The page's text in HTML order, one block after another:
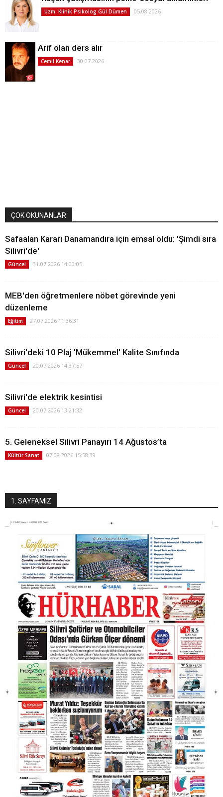
Uzm. Klinik Psikolog Gül Dümen 05.08.2026
Arif olan ders alır
Cemil Kenar 30.07.2026
ÇOK OKUNANLAR
Safaalan Kararı Danamandıra için emsal oldu: 'Şimdi sıra
Silivri'de'
Güncel 31.07.2026 14:00:05
MEB'den öğretmenlere nöbet görevinde yeni
düzenleme
Eğitim 27.07.2026 11:36:31
Silivri'deki 10 Plaj 'Mükemmel' Kalite Sınıfında
Güncel 20.07.2026 14:37:57
Silivri'de elektrik kesintisi
Güncel 20.07.2026 13:21:32
5. Geleneksel Silivri Panayırı 14 Ağustos’ta
Kültür Sanat 07.08.2026 15:58:39
1. SAYFAMIZ